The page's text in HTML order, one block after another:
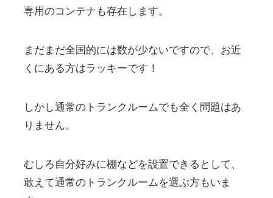
専用のコンテナも存在します。
まだまだ全国的には数が少ないですので、お近
くにある方はラッキーです！
しかし通常のトランクルームでも全く問題はあ
りません。
むしろ自分好みに棚などを設置できるとして、
敢えて通常のトランクルームを選ぶ方もいま